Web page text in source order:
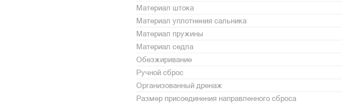
Материал штока
Материал уплотнения сальника
Материал пружины
Материал седла
Обезжиривание
Ручной сброс
Организованный дренаж
Размер присоединения направленного сброса